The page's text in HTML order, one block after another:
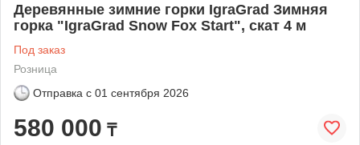
Деревянные зимние горки IgraGrad Зимняя
горка "IgraGrad Snow Fox Start", скат 4 м
Под заказ
Розница
Отправка с 01 сентября 2026
580 000 ₸